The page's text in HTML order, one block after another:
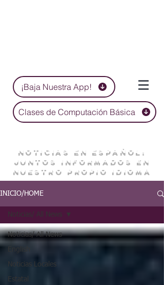
¡Baja Nuestra App!
Clases de Computación Básica
NOTICIAS EN ESPAÑOL:
JUNTOS INFORMADOS EN
NUESTRO PROPIO IDIOMA
INICIO/HOME
Noticias/ All News
Noticias Locales
Estatal
Noticias/ All News